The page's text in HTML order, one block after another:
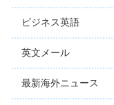
ビジネス英語
英文メール
最新海外ニュース